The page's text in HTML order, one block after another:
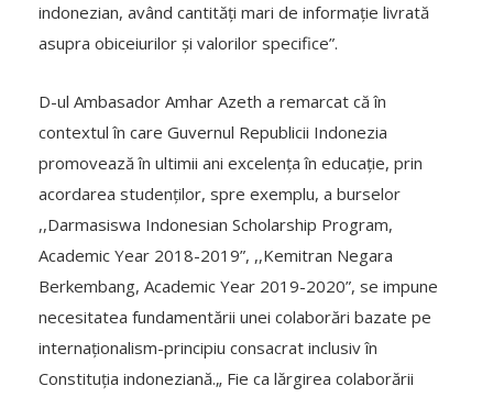
indonezian, având cantități mari de informație livrată
asupra obiceiurilor și valorilor specifice”.
D-ul Ambasador Amhar Azeth a remarcat că în
contextul în care Guvernul Republicii Indonezia
promovează în ultimii ani excelența în educație, prin
acordarea studenților, spre exemplu, a burselor
,,Darmasiswa Indonesian Scholarship Program,
Academic Year 2018-2019”, ,,Kemitran Negara
Berkembang, Academic Year 2019-2020”, se impune
necesitatea fundamentării unei colaborări bazate pe
internaționalism-principiu consacrat inclusiv în
Constituția indoneziană.„ Fie ca lărgirea colaborării